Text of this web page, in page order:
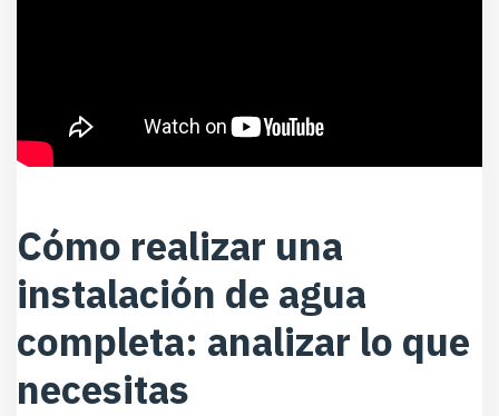
Cómo realizar una
instalación de agua
completa: analizar lo que
necesitas